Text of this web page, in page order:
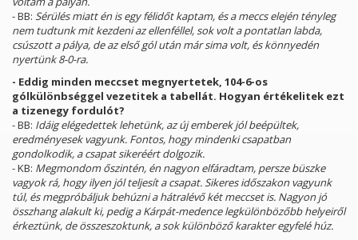
- BB: Sérülés miatt én is egy félidőt kaptam, és a meccs elején tényleg
nem tudtunk mit kezdeni az ellenféllel, sok volt a pontatlan labda,
csúszott a pálya, de az első gól után már sima volt, és könnyedén
nyertünk 8-0-ra.
- Eddig minden meccset megnyertetek, 104-6-os
gólkülönbséggel vezetitek a tabellát. Hogyan értékelitek ezt
a tizenegy fordulót?
- BB: Idáig elégedettek lehetünk, az új emberek jól beépültek,
eredményesek vagyunk. Fontos, hogy mindenki csapatban
gondolkodik, a csapat sikeréért dolgozik.
- KB: Megmondom őszintén, én nagyon elfáradtam, persze büszke
vagyok rá, hogy ilyen jól teljesít a csapat. Sikeres időszakon vagyunk
túl, és megpróbáljuk behúzni a hátralévő két meccset is. Nagyon jó
összhang alakult ki, pedig a Kárpát-medence legkülönbözőbb helyeiről
érkeztünk, de összeszoktunk, a sok különböző karakter egyfelé húz.